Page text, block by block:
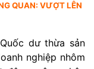
QUAN: VƯỢT LÊN
dư thừa sản
nghiệp nhôm